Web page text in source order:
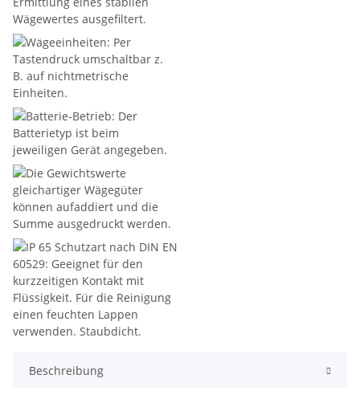
Beschreibung